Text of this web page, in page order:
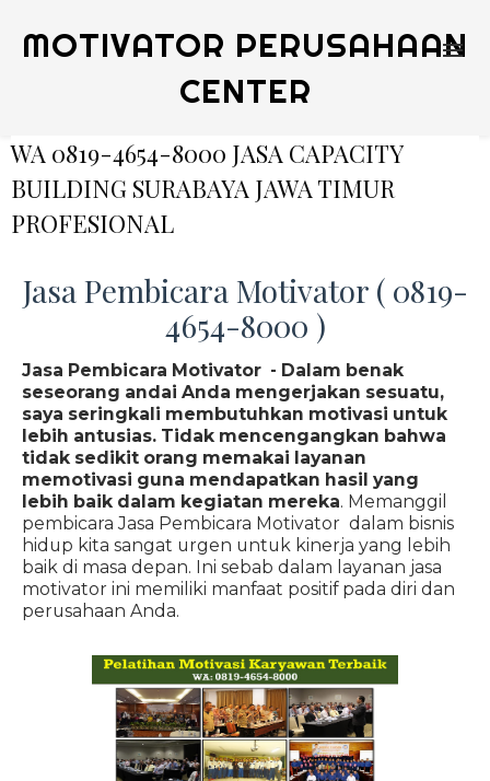
MOTIVATOR PERUSAHAAN
CENTER
WA 0819-4654-8000 JASA CAPACITY
BUILDING SURABAYA JAWA TIMUR
PROFESIONAL
Jasa Pembicara Motivator ( 0819-
4654-8000 )
Jasa Pembicara Motivator - Dalam benak
seseorang andai Anda mengerjakan sesuatu,
saya seringkali membutuhkan motivasi untuk
lebih antusias. Tidak mencengangkan bahwa
tidak sedikit orang memakai layanan
memotivasi guna mendapatkan hasil yang
lebih baik dalam kegiatan mereka. Memanggil
pembicara Jasa Pembicara Motivator dalam bisnis
hidup kita sangat urgen untuk kinerja yang lebih
baik di masa depan. Ini sebab dalam layanan jasa
motivator ini memiliki manfaat positif pada diri dan
perusahaan Anda.